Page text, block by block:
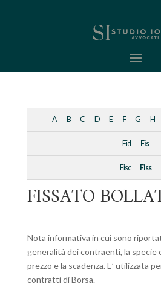
A B C D E F G H
Fid Fis
Fisc Fiss
FISSATO
Nota informativa in cui sono
generalità dei contraenti, la specie
prezzo e la scadenza. E’ utilizzata
contratti di Borsa.